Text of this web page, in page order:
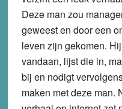
Deze man zou
geweest en door een
leven zijn gekomen.
vandaan, lijst die in,
bij en nodigt
maken met deze man.